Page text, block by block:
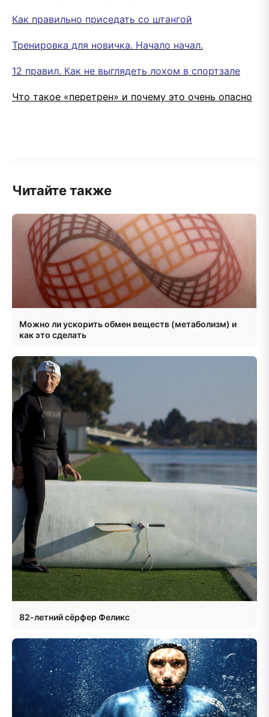
Как правильно приседать со штангой
Тренировка для новичка. Начало начал.
12 правил. Как не выглядеть лохом в спортзале
Что такое «перетрен» и почему это очень опасно
Читайте также
Можно ли ускорить обмен веществ (метаболизм) и
как это сделать
82-летний сёрфер Феликс